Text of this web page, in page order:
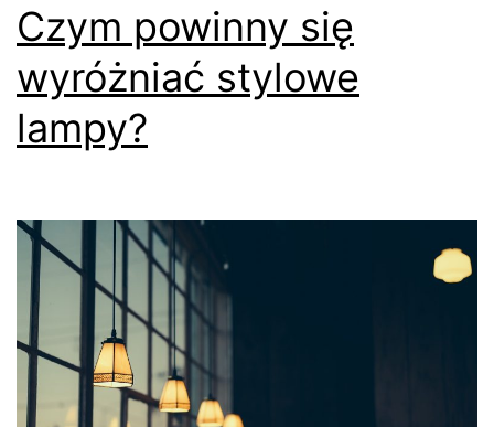
Czym powinny się
wyróżniać stylowe
lampy?